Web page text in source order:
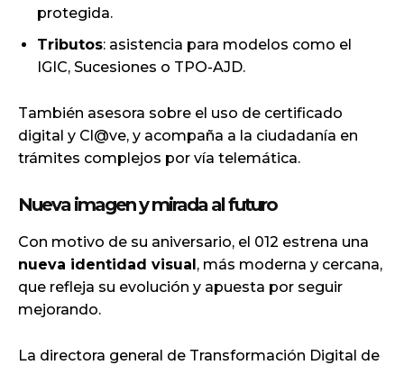
protegida.
Tributos: asistencia para modelos como el
IGIC, Sucesiones o TPO-AJD.
También asesora sobre el uso de certificado
digital y Cl@ve, y acompaña a la ciudadanía en
trámites complejos por vía telemática.
Nueva imagen y mirada al futuro
Con motivo de su aniversario, el 012 estrena una
nueva identidad visual, más moderna y cercana,
que refleja su evolución y apuesta por seguir
mejorando.
La directora general de Transformación Digital de